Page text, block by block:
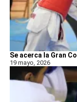
Se acerca la Gran
19 mayo, 2026